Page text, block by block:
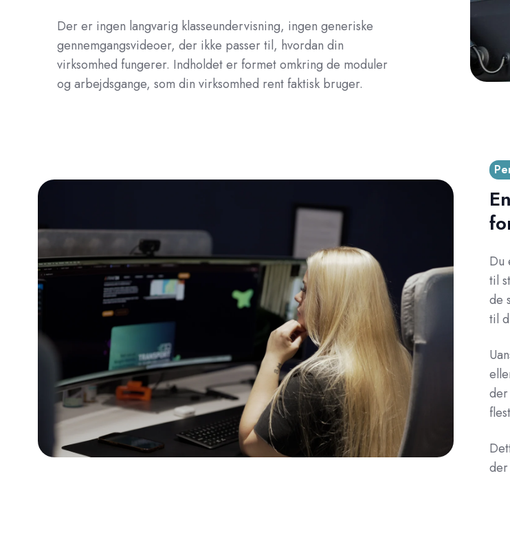
Der er ingen langvarig klasseundervisning, ingen generiske
gennemgangsvideoer, der ikke passer til, hvordan din
virksomhed fungerer. Indholdet er formet omkring de moduler
og arbejdsgange, som din virksomhed rent faktisk bruger.
Du
til
de
til